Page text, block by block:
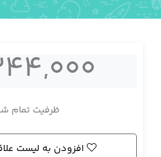
ظرفیت تمام
افزودن به لیست